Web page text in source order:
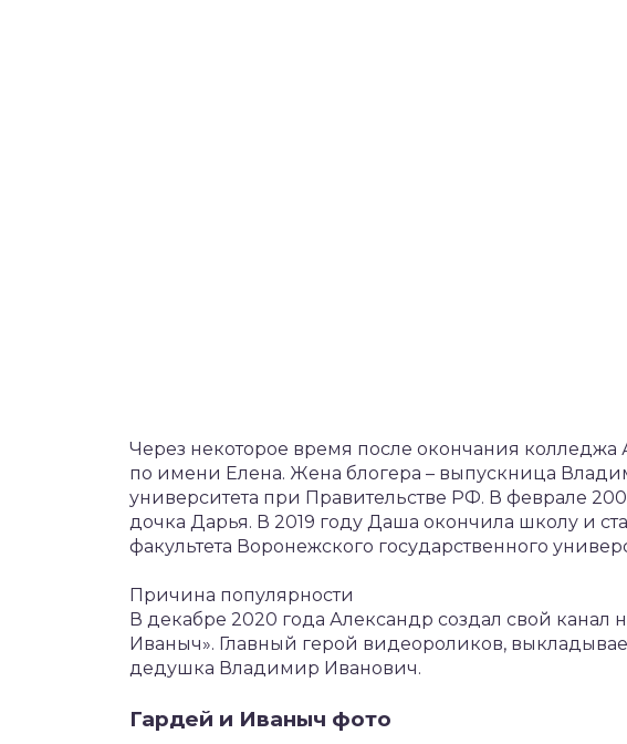
Через некоторое время после окончания
по имени Елена. Жена блогера – выпускница
университета при Правительстве РФ. В феврале
дочка Дарья. В 2019 году Даша окончила школу и
факультета Воронежского государственного
Причина популярности
В декабре 2020 года Александр создал свой канал
Иваныч». Главный герой видеороликов,
дедушка Владимир Иванович.
Гардей и Иваныч фото